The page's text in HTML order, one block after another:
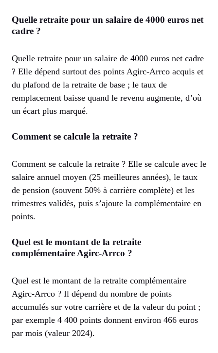
Quelle retraite pour un salaire de 4000 euros net
cadre ?
Quelle retraite pour un salaire de 4000 euros net cadre
? Elle dépend surtout des points Agirc-Arrco acquis et
du plafond de la retraite de base ; le taux de
remplacement baisse quand le revenu augmente, d’où
un écart plus marqué.
Comment se calcule la retraite ?
Comment se calcule la retraite ? Elle se calcule avec le
salaire annuel moyen (25 meilleures années), le taux
de pension (souvent 50% à carrière complète) et les
trimestres validés, puis s’ajoute la complémentaire en
points.
Quel est le montant de la retraite
complémentaire Agirc-Arrco ?
Quel est le montant de la retraite complémentaire
Agirc-Arrco ? Il dépend du nombre de points
accumulés sur votre carrière et de la valeur du point ;
par exemple 4 400 points donnent environ 466 euros
par mois (valeur 2024).